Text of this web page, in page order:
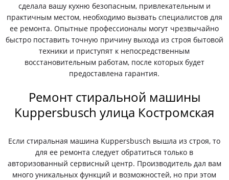
сделала вашу кухню безопасным, привлекательным и
практичным местом, необходимо вызвать специалистов для
ее ремонта. Опытные профессионалы могут чрезвычайно
быстро поставить точную причину выхода из строя бытовой
техники и приступят к непосредственным
восстановительным работам, после которых будет
предоставлена гарантия.
Ремонт стиральной машины
Kuppersbusch улица Костромская
Если стиральная машина Kuppersbusch вышла из строя, то
для ее ремонта следует обратиться только в
авторизованный сервисный центр. Производитель дал вам
много уникальных функций и возможностей, но при этом